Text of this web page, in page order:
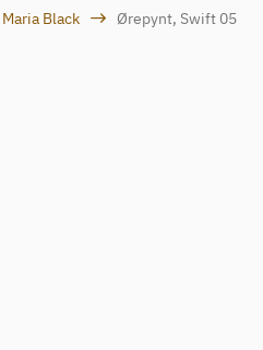
Maria Black Ørepynt, Swift 05